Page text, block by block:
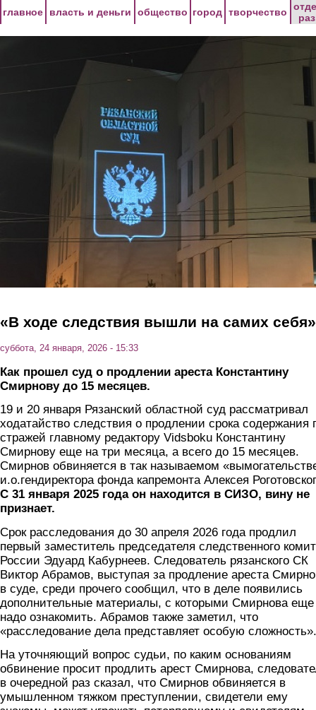
главное власть и деньги общество город творчество
«В ходе следствия вышли на самих себя»
суббота, 24 января, 2026 - 15:33
Как прошел суд о продлении ареста Константину
Смирнову до 15 месяцев.
19 и 20 января Рязанский областной суд рассматривал
ходатайство следствия о продлении срока содержания
стражей главному редактору Vidsboku Константину
Смирнову еще на три месяца, а всего до 15 месяцев.
Смирнов обвиняется в так называемом
и.о.гендиректора фонда капремонта Алексея
С 31 января 2025 года он находится в СИЗО, вину не
признает.
Срок расследования до 30 апреля 2026 года продлил
первый заместитель председателя следственного
России Эдуард Кабурнеев. Следователь рязанского СК
Виктор Абрамов, выступая за продление ареста
в суде, среди прочего сообщил, что в деле появились
дополнительные материалы, с которыми Смирнова еще
надо ознакомить. Абрамов также заметил, что
«расследование дела представляет особую сложность».
На уточняющий вопрос судьи, по каким основаниям
обвинение просит продлить арест Смирнова,
в очередной раз сказал, что Смирнов обвиняется в
умышленном тяжком преступлении, свидетели ему